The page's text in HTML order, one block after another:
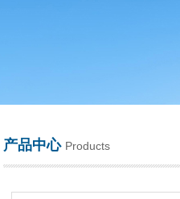
产品中心 Products